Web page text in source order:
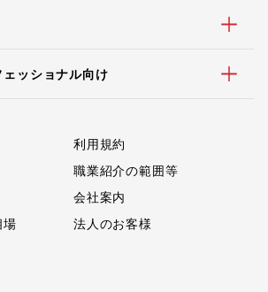
ッショナル向け
利用規約
職業紹介の範囲等
会社案内
場
法人のお客様